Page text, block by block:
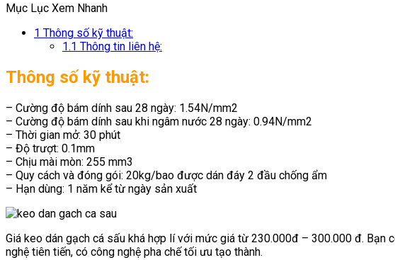
Mục Lục Xem Nhanh
1 Thông số kỹ thuật:
1.1 Thông tin liên hệ:
Thông số kỹ thuật:
– Cường độ bám dính sau 28 ngày: 1.54N/mm2
– Cường độ bám dính sau khi ngâm nước 28 ngày: 0.94N/mm2
– Thời gian mở: 30 phút
– Độ trượt: 0.1mm
– Chịu mài mòn: 255 mm3
– Quy cách và đóng gói: 20kg/bao được dán đáy 2 đầu chống ẩm
– Hạn dùng: 1 năm kể từ ngày sản xuất
Giá keo dán gạch cá sấu khá hợp lí với mức giá từ 230.000đ – 300.000 đ.
nghệ tiên tiến, có công nghệ pha chế tối ưu tạo thành.